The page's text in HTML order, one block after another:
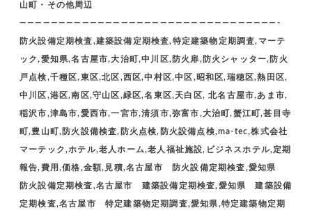
山町・その他周辺
—————————————————————————————————-
防火設備定期検査,建築設備定期検査,特定建築物定期調査,マーテ
ック,愛知県,名古屋市,大治町,中川区,防火扉,防火シャッター,防火
戸点検,千種区,東区,北区,西区,中村区,中区,昭和区,瑞穂区,熱田区,
中川区,港区,南区,守山区,緑区,名東区,天白区, 北名古屋市,あま市,
稲沢市,津島市,愛西市,一宮市,清須市,弥富市,大治町,蟹江町,甚目寺
町,豊山町,防火設備検査,防火点検,防火設備点検,ma-tec,株式会社
マーテック,ホテル,老人ホーム,老人福祉施設,ビジネスホテル,定期
報告,費用,価格,金額,見積,名古屋市 防火設備定期検査,愛知県
防火設備定期検査,名古屋市 建築設備定期検査,愛知県 建築設備
定期検査,名古屋市 特定建築物定期調査,愛知県,特定建築物定期